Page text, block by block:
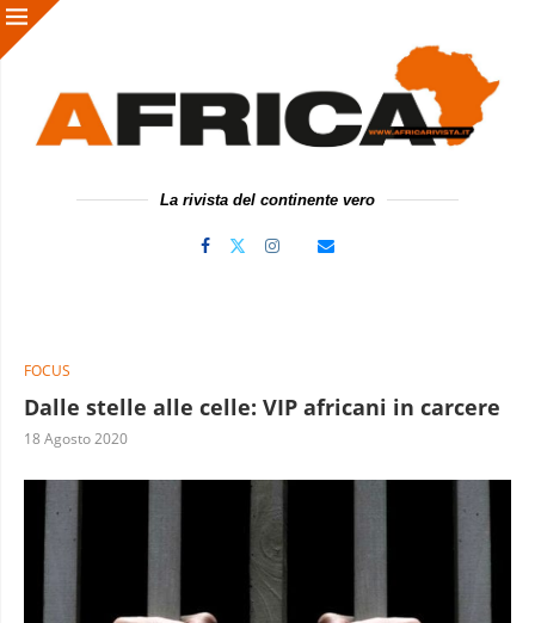
La rivista del continente vero
FOCUS
Dalle stelle alle celle: VIP africani in carcere
18 Agosto 2020